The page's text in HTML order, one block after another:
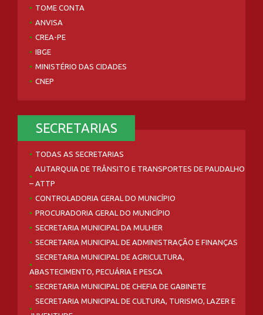
TOME CONTA
ANVISA
CREA-PE
IBGE
MINISTÉRIO DAS CIDADES
CNEP
SECRETARIAS
TODAS AS SECRETARIAS
AUTARQUIA DE TRÂNSITO E TRANSPORTES DE PAUDALHO
– ATTP
CONTROLADORIA GERAL DO MUNICÍPIO
PROCURADORIA GERAL DO MUNICÍPIO
SECRETARIA MUNICIPAL DA MULHER
SECRETARIA MUNICIPAL DE ADMINISTRAÇÃO E FINANÇAS
SECRETARIA MUNICIPAL DE AGRICULTURA,
ABASTECIMENTO, PECUÁRIA E PESCA
SECRETARIA MUNICIPAL DE CHEFIA DE GABINETE
SECRETARIA MUNICIPAL DE CULTURA, TURISMO, LAZER E